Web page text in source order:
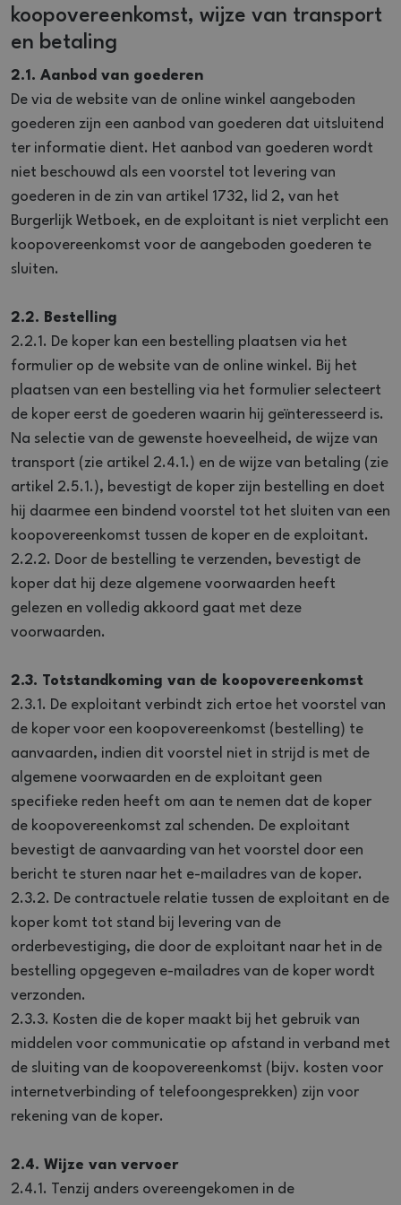
koopovereenkomst, wijze van transport
en betaling
2.1. Aanbod van goederen
De via de website van de online winkel aangeboden
goederen zijn een aanbod van goederen dat uitsluitend
ter informatie dient. Het aanbod van goederen wordt
niet beschouwd als een voorstel tot levering van
goederen in de zin van artikel 1732, lid 2, van het
Burgerlijk Wetboek, en de exploitant is niet verplicht een
koopovereenkomst voor de aangeboden goederen te
sluiten.
2.2. Bestelling
2.2.1. De koper kan een bestelling plaatsen via het
formulier op de website van de online winkel. Bij het
plaatsen van een bestelling via het formulier selecteert
de koper eerst de goederen waarin hij geïnteresseerd is.
Na selectie van de gewenste hoeveelheid, de wijze van
transport (zie artikel 2.4.1.) en de wijze van betaling (zie
artikel 2.5.1.), bevestigt de koper zijn bestelling en doet
hij daarmee een bindend voorstel tot het sluiten van een
koopovereenkomst tussen de koper en de exploitant.
2.2.2. Door de bestelling te verzenden, bevestigt de
koper dat hij deze algemene voorwaarden heeft
gelezen en volledig akkoord gaat met deze
voorwaarden.
2.3. Totstandkoming van de koopovereenkomst
2.3.1. De exploitant verbindt zich ertoe het voorstel van
de koper voor een koopovereenkomst (bestelling) te
aanvaarden, indien dit voorstel niet in strijd is met de
algemene voorwaarden en de exploitant geen
specifieke reden heeft om aan te nemen dat de koper
de koopovereenkomst zal schenden. De exploitant
bevestigt de aanvaarding van het voorstel door een
bericht te sturen naar het e-mailadres van de koper.
2.3.2. De contractuele relatie tussen de exploitant en de
koper komt tot stand bij levering van de
orderbevestiging, die door de exploitant naar het in de
bestelling opgegeven e-mailadres van de koper wordt
verzonden.
2.3.3. Kosten die de koper maakt bij het gebruik van
middelen voor communicatie op afstand in verband met
de sluiting van de koopovereenkomst (bijv. kosten voor
internetverbinding of telefoongesprekken) zijn voor
rekening van de koper.
2.4. Wijze van vervoer
2.4.1. Tenzij anders overeengekomen in de